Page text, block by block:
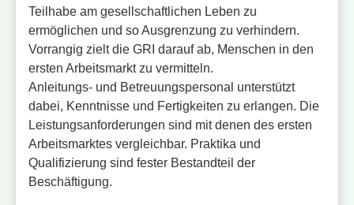
Teilhabe am gesellschaftlichen Leben zu
ermöglichen und so Ausgrenzung zu verhindern.
Vorrangig zielt die GRI darauf ab, Menschen in den
ersten Arbeitsmarkt zu vermitteln.
Anleitungs- und Betreuungspersonal unterstützt
dabei, Kenntnisse und Fertigkeiten zu erlangen. Die
Leistungsanforderungen sind mit denen des ersten
Arbeitsmarktes vergleichbar. Praktika und
Qualifizierung sind fester Bestandteil der
Beschäftigung.